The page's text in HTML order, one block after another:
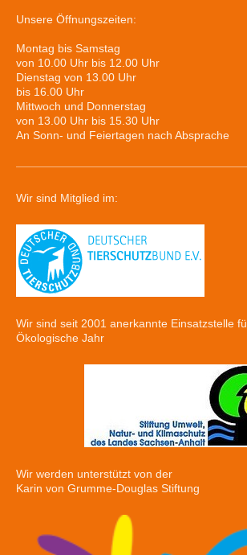
Unsere Öffnungszeiten:
Montag bis Samstag
von 10.00 Uhr bis 12.00 Uhr
Dienstag von 13.00 Uhr
bis 16.00 Uhr
Mittwoch und Donnerstag
von 13.00 Uhr bis 15.30 Uhr
An Sonn- und Feiertagen nach Absprache
Wir sind Mitglied im:
Wir sind seit 2001 anerkannte Einsatzstelle
Ökologische Jahr
Wir werden unterstützt von der
Karin von Grumme-Douglas Stiftung